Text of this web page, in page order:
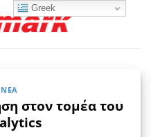
ΝΈΑ
στον τομέα του
Greek